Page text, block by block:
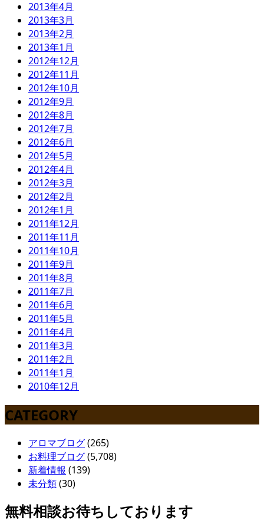
2013年4月
2013年3月
2013年2月
2013年1月
2012年12月
2012年11月
2012年10月
2012年9月
2012年8月
2012年7月
2012年6月
2012年5月
2012年4月
2012年3月
2012年2月
2012年1月
2011年12月
2011年11月
2011年10月
2011年9月
2011年8月
2011年7月
2011年6月
2011年5月
2011年4月
2011年3月
2011年2月
2011年1月
2010年12月
CATEGORY
アロマブログ(265)
お料理ブログ(5,708)
新着情報 (139)
未分類(30)
無料相談お待ちしております